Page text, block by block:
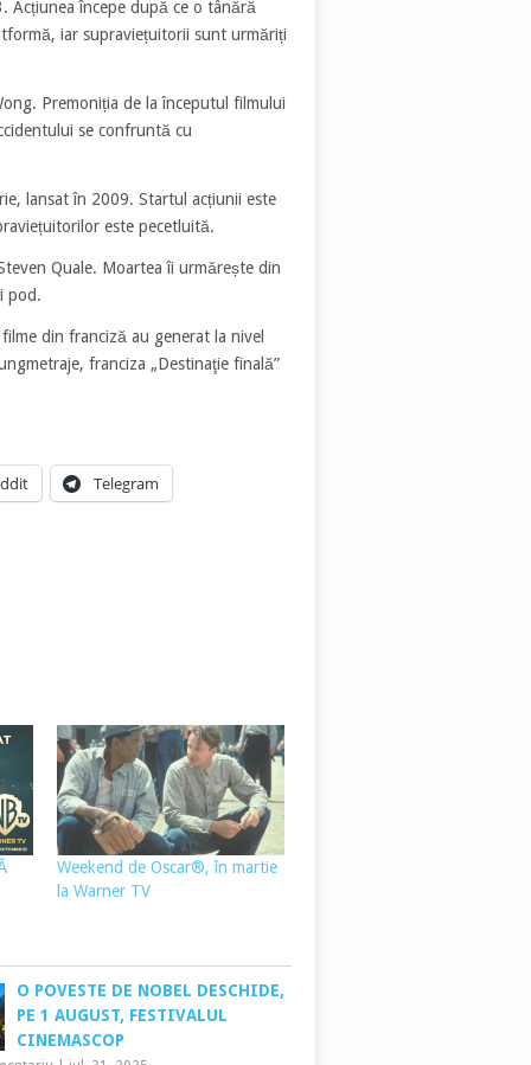
Acțiunea începe după ce o tânără
iar supraviețuitorii sunt urmăriți
Premoniția de la începutul filmului
se confruntă cu
lansat în 2009. Startul acțiunii este
este pecetluită.
Quale. Moartea îi urmărește din
pod.
din franciză au generat la nivel
franciza „Destinaţie finală”
Telegram
Weekend de Oscar®, în martie
la Warner TV
O POVESTE DE NOBEL DESCHIDE,
PE 1 AUGUST, FESTIVALUL
CINEMASCOP